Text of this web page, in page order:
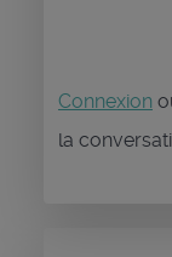
Connexion
la